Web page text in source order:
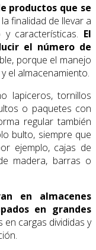
productos que se
finalidad de llevar a
características. El
el número de
porque el manejo
el almacenamiento.
lapiceros, tornillos
o paquetes con
regular también
bulto, siempre que
ejemplo, cajas de
madera, barras o
en almacenes
en grandes
en cargas divididas y